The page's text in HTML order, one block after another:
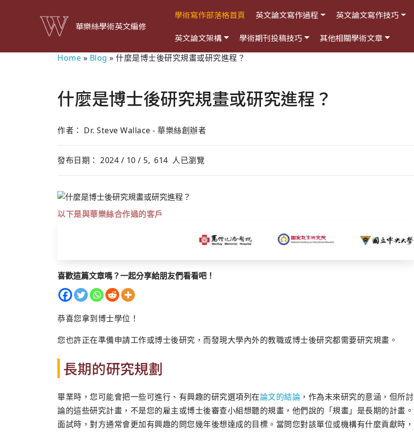
華樂絲學術英文編修
學術寫作部落格首頁 英文論文寫作過程 英文論文寫作技巧
英文論文架構
學術期刊投稿技巧 其他相關學術文章
Home » Blog » 什麼是博士後研究規畫或研究進程？
什麼是博士後研究規畫或研究進程？
作者： Dr. Steve Wallace - 華樂絲創辦者
發布日期： 2024 / 10 / 5, 614 人已瀏覽
以下是與華樂絲合作過的客戶
喜歡這篇文章嗎？一起分享給朋友們看看吧！
恭喜您拿到博士學位！
您也許正在準備申請工作或博士後研究，而發現大學內外的教職或博士後研究都需要研究規畫。
長期的研究規劃
畢業時，您可能會把一些可進行、有興趣的研究選項列在論文的結論 ，作為未來研究的意涵，但所討
論的這些研究計畫，不是您的雇主或博士後審查小組想聽的規畫，他們說的「規畫」是長期的計畫。
面試時，對方通常會更加有興趣的問您幾年後想達成的目標。當問您對該單位或機構有什麼貢獻時，